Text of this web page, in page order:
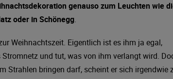
genauso zum Leuchten wie
oder in Schönegg.
Weihnachtszeit. Eigentlich ist es ihm ja egal,
und tut, was von ihm verlangt wird.
Strahlen bringen darf, scheint er sich irgendwie